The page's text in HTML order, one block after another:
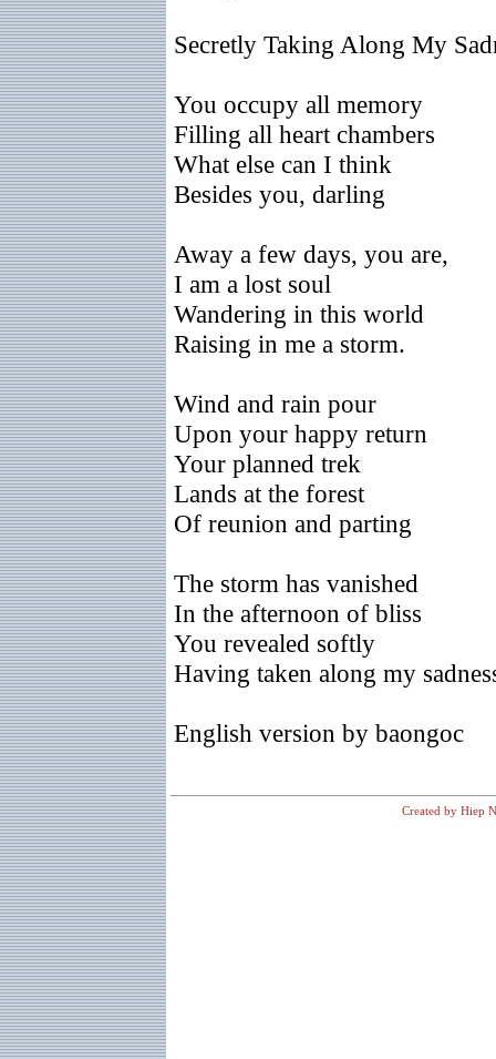
Secretly Taking Along My
You occupy all memory
Filling all heart chambers
What else can I think
Besides you, darling
Away a few days, you are,
I am a lost soul
Wandering in this world
Raising in me a storm.
Wind and rain pour
Upon your happy return
Your planned trek
Lands at the forest
Of reunion and parting
The storm has vanished
In the afternoon of bliss
You revealed softly
Having taken along my
English version by baongoc
Created by Hiep